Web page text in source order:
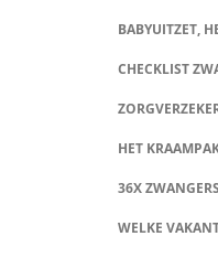
BABYUITZET,
CHECKLIST
HET
36X
WELKE